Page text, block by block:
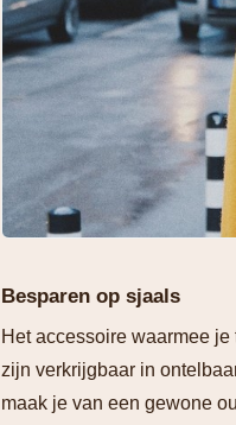
Besparen op sjaals
Het accessoire waarmee
zijn verkrijgbaar in
maak je van een gewone